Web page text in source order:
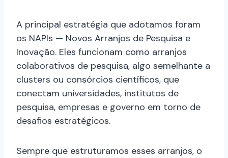
A principal estratégia que adotamos foram
os NAPIs — Novos Arranjos de Pesquisa e
Inovação. Eles funcionam como arranjos
colaborativos de pesquisa, algo semelhante a
clusters ou consórcios científicos, que
conectam universidades, institutos de
pesquisa, empresas e governo em torno de
desafios estratégicos.
Sempre que estruturamos esses arranjos, o